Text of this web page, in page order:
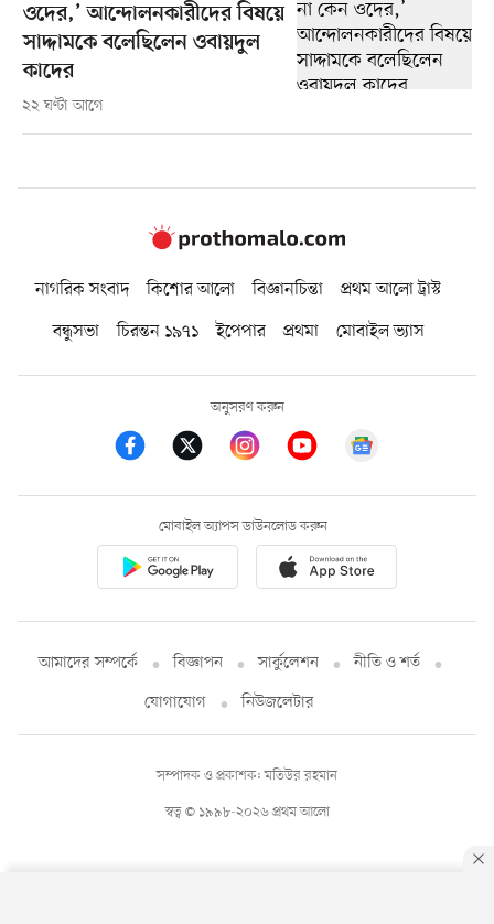
ওদের,’ আন্দোলনকারীদের বিষয়ে
সাদ্দামকে বলেছিলেন ওবায়দুল
কাদের
২২ ঘণ্টা আগে
নাগরিক সংবাদ কিশোর আলো বিজ্ঞানচিন্তা
প্রথম আলো ট্রাস্ট
বন্ধুসভা
চিরন্তন ১৯৭১ ইপেপার প্রথমা মোবাইল ভ্যাস
অনুসরণ করুন
মোবাইল অ্যাপস ডাউনলোড করুন
আমাদের সম্পর্কে বিজ্ঞাপন সার্কুলেশন
নীতি ও শর্ত
যোগাযোগ
নিউজলেটার
স্বত্ব © ১৯৯৮-২০২৬ প্রথম আলো
সম্পাদক ও প্রকাশক: মতিউর রহমান